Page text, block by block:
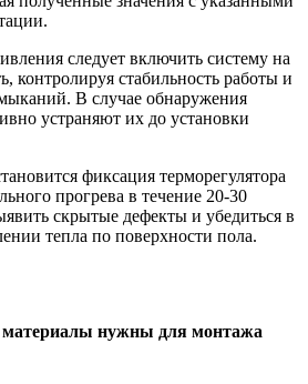
следует включить систему на
стабильность работы и
В случае обнаружения
устраняют их до установки
фиксация терморегулятора
прогрева в течение 20-30
скрытые дефекты и убедиться в
тепла по поверхности пола.
нужны для монтажа